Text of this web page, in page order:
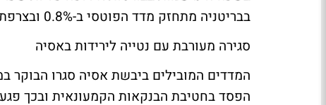
בבריטניה מתחזק מדד הפוטסי ב-0.8% ובצרפת עולה מדד הקאק ב-0.6%.
סגירה מעורבת עם נטייה לירידות באסיה
המדדים המובילים ביבשת אסיה סגרו הבוקר
הפסד בחטיבת הבנקאות הקמעונאית ובכך